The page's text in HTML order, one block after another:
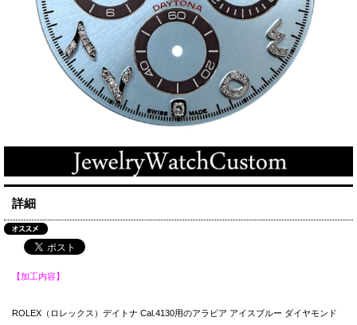
詳細
【加工内容】
ROLEX（ロレックス）デイトナ Cal.4130用のアラビア アイスブルー ダイヤモンド